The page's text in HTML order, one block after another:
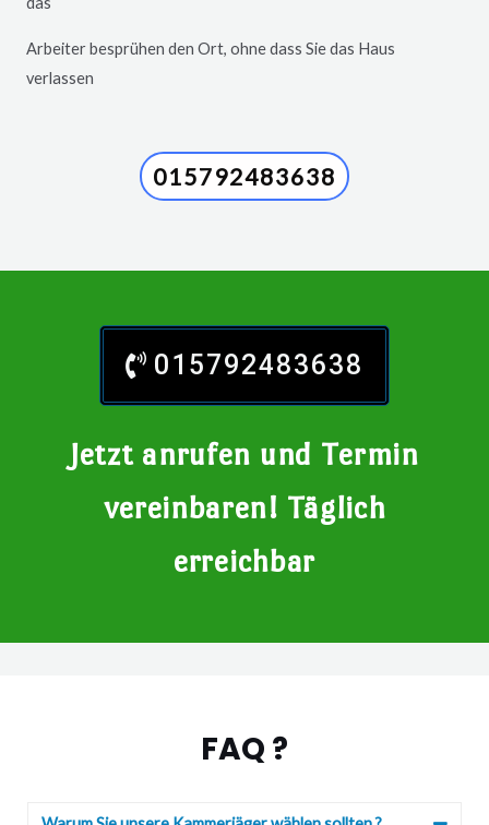
Arbeiter besprühen den Ort, ohne dass Sie das Haus
verlassen
015792483638
015792483638
Jetzt anrufen und Termin
vereinbaren! Täglich
erreichbar
FAQ ?